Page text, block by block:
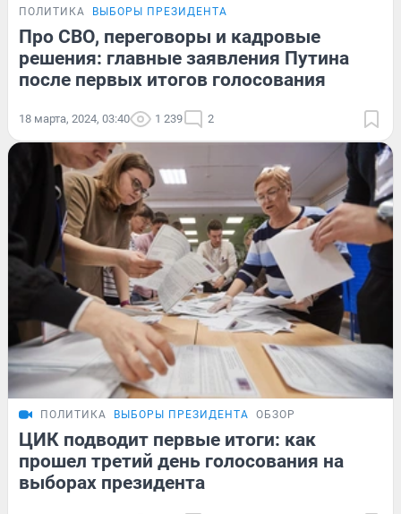
ПОЛИТИКА ВЫБОРЫ ПРЕЗИДЕНТА
Про СВО, переговоры и кадровые
решения: главные заявления Путина
после первых итогов голосования
18 марта, 2024, 03:40 1 239 2
ПОЛИТИКА ВЫБОРЫ ПРЕЗИДЕНТА ОБЗОР
ЦИК подводит первые итоги: как
прошел третий день голосования на
выборах президента